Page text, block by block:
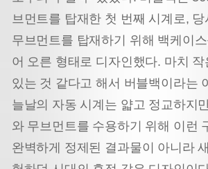
브먼트를 탑재한 첫 번째 시계로,
무브먼트를 탑재하기 위해 백케이
어 오른 형태로 디자인했다. 마치 작
있는 것 같다고 해서 버블백이라는
늘날의 자동 시계는 얇고 정교하지
와 무브먼트를 수용하기 위해 이런
완벽하게 정제된 결과물이 아니라